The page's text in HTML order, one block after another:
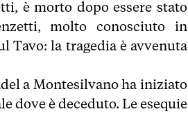
è morto dopo essere stato
molto conosciuto in
Tavo: la tragedia è avvenuta
a Montesilvano ha iniziato
dove è deceduto. Le esequie